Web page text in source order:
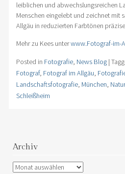
leiblichen und abwechslungsreichen
Menschen eingelebt und zeichnet mit
Allgäu in reduzierten Farbtönen
Mehr zu Kees unterwww.Fotograf-im-
Posted in Fotografie, News Blog |
Fotograf, Fotograf im Allgäu,
Landschaftsfotografie, München, Natur
Schleißheim
Archiv
Archiv